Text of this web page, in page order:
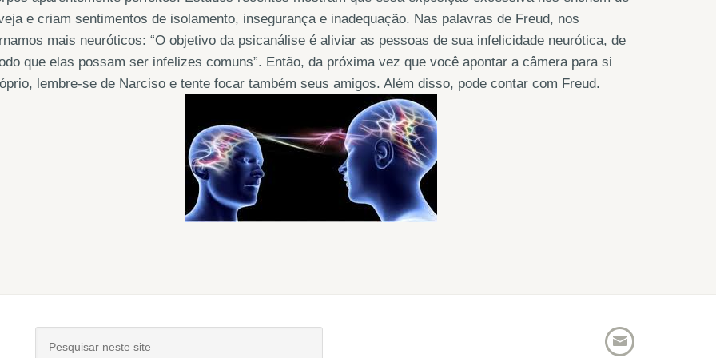
e criam sentimentos de isolamento, insegurança e inadequação. Nas palavras de Freud, nos
mais neuróticos: “O objetivo da psicanálise é aliviar as pessoas de sua infelicidade neurótica, de
que elas possam ser infelizes comuns”. Então, da próxima vez que você apontar a câmera para si
lembre-se de Narciso e tente focar também seus amigos. Além disso, pode contar com Freud.